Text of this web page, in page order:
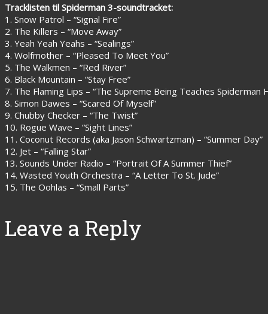
Tracklisten til Spiderman 3-soundtracket:
1. Snow Patrol – “Signal Fire”
2. The Killers – “Move Away”
3. Yeah Yeah Yeahs – “Sealings”
4. Wolfmother – “Pleased To Meet You”
5. The Walkmen – “Red River”
6. Black Mountain – “Stay Free”
7. The Flaming Lips – “The Supreme Being Teaches Spiderman
8. Simon Dawes – “Scared Of Myself”
9. Chubby Checker – “The Twist”
10. Rogue Wave – “Sight Lines”
11. Coconut Records (aka Jason Schwartzman) – “Summer Day”
12. Jet – “Falling Star”
13. Sounds Under Radio – “Portrait Of A Summer Thief”
14. Wasted Youth Orchestra – “A Letter To St. Jude”
15. The Oohlas – “Small Parts”
Leave a Reply